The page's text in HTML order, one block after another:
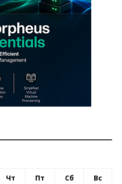
Чт Пт Сб Вс